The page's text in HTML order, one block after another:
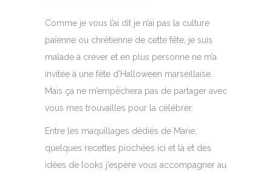
Comme je vous l’ai dit je n’ai pas la culture
païenne ou chrétienne de cette fête, je suis
malade à crever et en plus personne ne m’a
invitée à une fête d’Halloween marseillaise.
Mais ça ne m’empêchera pas de partager avec
vous mes trouvailles pour la célébrer.
Entre les maquillages dédiés de Marie,
quelques recettes piochées ici et là et des
idées de looks j’espère vous accompagner au